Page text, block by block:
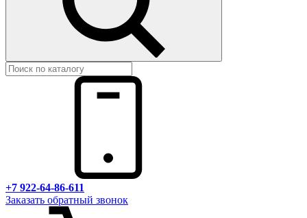
+7 922-64-86-611
Заказать обратный звонок